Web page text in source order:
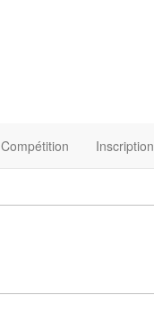
Compétition Inscription